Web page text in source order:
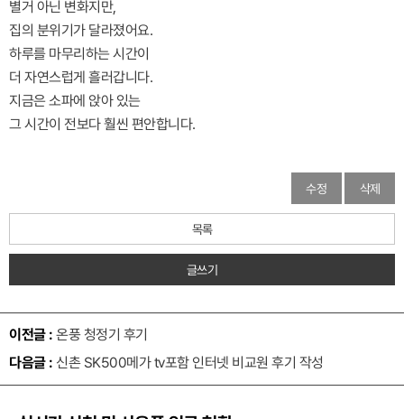
별거 아닌 변화지만,
집의 분위기가 달라졌어요.
하루를 마무리하는 시간이
더 자연스럽게 흘러갑니다.
지금은 소파에 앉아 있는
그 시간이 전보다 훨씬 편안합니다.
수정 삭제
목록
글쓰기
이전글 : 온풍 청정기 후기
다음글 : 신촌 SK500메가 tv포함 인터넷 비교원 후기 작성